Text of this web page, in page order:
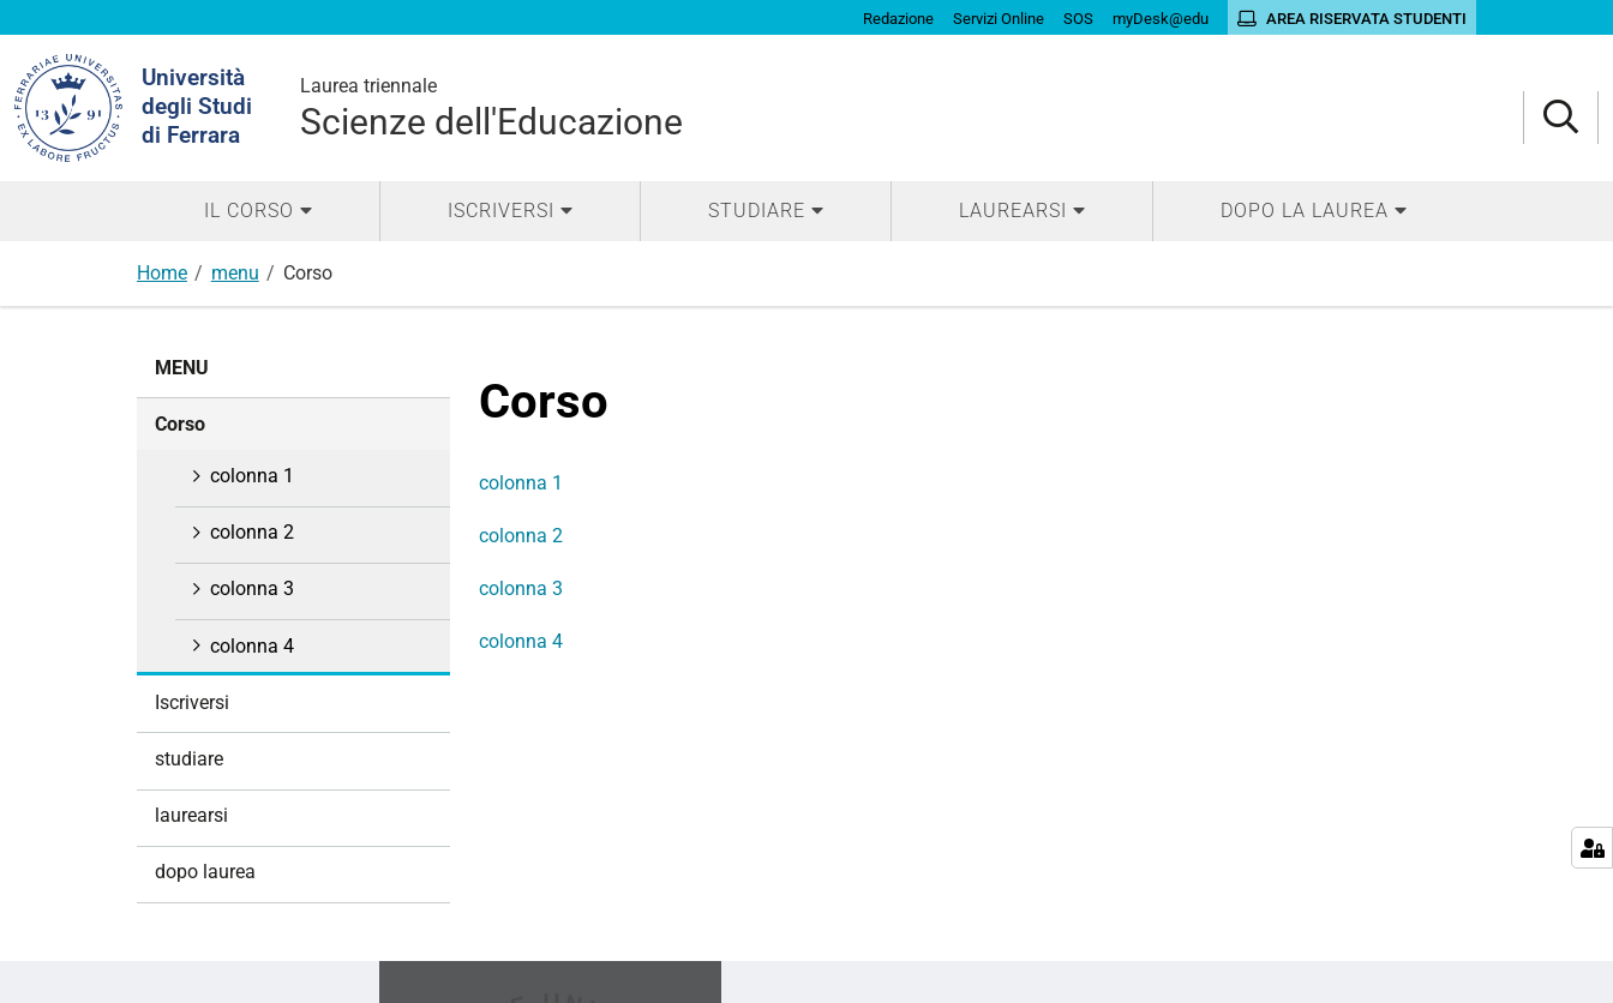
Redazione Servizi Online SOS myDesk@edu AREA RISERVATA STUDENTI
Università
degli Studi
di Ferrara
Laurea triennale
Scienze dell'Educazione
nel
sito
IL CORSO ISCRIVERSI STUDIARE LAUREARSI DOPO LA LAUREA
Home menu Corso
Corso
colonna 1
colonna 2
colonna 3
colonna 4
MENU
Corso
colonna 1
colonna 2
colonna 3
colonna 4
Iscriversi
studiare
laurearsi
dopo laurea